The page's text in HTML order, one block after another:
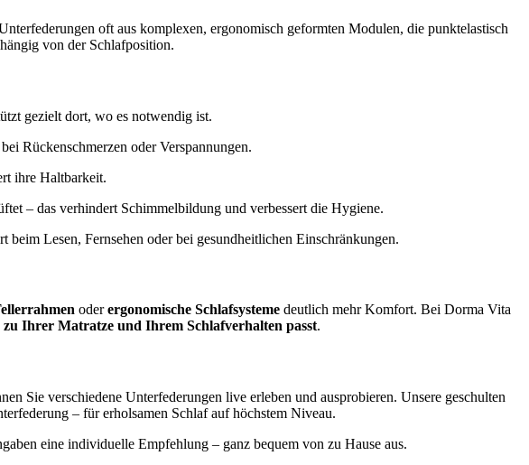
oft aus komplexen, ergonomisch geformten Modulen, die punktelastisch
von der Schlafposition.
gezielt dort, wo es notwendig ist.
Rückenschmerzen oder Verspannungen.
ihre Haltbarkeit.
– das verhindert Schimmelbildung und verbessert die Hygiene.
Lesen, Fernsehen oder bei gesundheitlichen Einschränkungen.
oderergonomische Schlafsysteme deutlich mehr Komfort. Bei Dorma Vita
Ihrer Matratze und Ihrem Schlafverhalten passt.
Sie verschiedene Unterfederungen live erleben und ausprobieren. Unsere geschulten
– für erholsamen Schlaf auf höchstem Niveau.
eine individuelle Empfehlung – ganz bequem von zu Hause aus.